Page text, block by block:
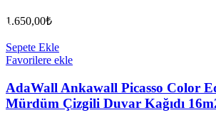
1.650,00₺
Sepete Ekle
Favorilere ekle
AdaWall Ankawall Picasso Color
Mürdüm Çizgili Duvar Kağıdı